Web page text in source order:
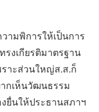
วามพิการให้เป็นการ
งเกียรติมาตรฐาน
าะส่วนใหญ่ส.ส.ก็
กเห็นวัฒนธรรม
งยื่นให้ประธานสภาฯ